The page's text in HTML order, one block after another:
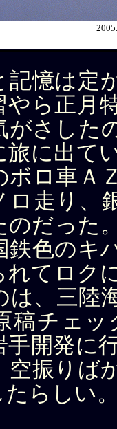
記憶は定
やら正月
がさした
旅に出て
ボロ車Ａ
ロ走り、
のだった
鉄色のキ
れてロク
は、三陸
稿チェ
手開発に
空振りば
たらしい